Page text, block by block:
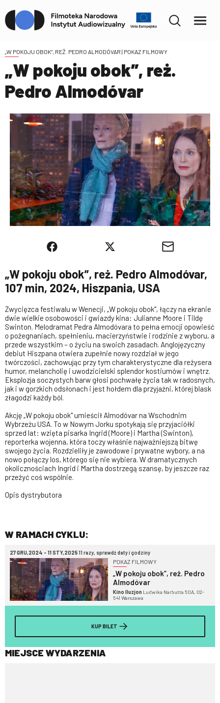
„W POKOJU OBOK”, REŻ. PEDRO ALMODÓVAR | POKAZ FILMOWY
„W pokoju obok”, reż.
Pedro Almodóvar
„W pokoju obok”, reż. Pedro Almodóvar,
107 min, 2024, Hiszpania, USA
Zwycięzca festiwalu w Wenecji, „W pokoju obok", łączy na ekranie
dwie wielkie osobowości i gwiazdy kina: Julianne Moore i Tildę
Swinton. Melodramat Pedra Almodóvara to pełna emocji opowieść
o pożegnaniach, spełnieniu, macierzyństwie i rodzinie z wyboru, a
przede wszystkim – o życiu na swoich zasadach. Anglojęzyczny
debiut Hiszpana otwiera zupełnie nowy rozdział w jego
twórczości, zachowując przy tym charakterystyczne dla reżysera
humor, melancholię i uwodzicielski splendor kostiumów i wnętrz.
Eksplozja soczystych barw głosi pochwałę życia tak w radosnych,
jak i w gorzkich odsłonach i jest hołdem dla przyjaźni, której blask
złagodzi każdy ból.
Akcję „W pokoju obok" umieścił Almodóvar na Wschodnim
Wybrzeżu USA. To w Nowym Jorku spotykają się przyjaciółki
sprzed lat: wzięta pisarka Ingrid (Moore) i Martha (Swinton),
reporterka wojenna, która toczy właśnie najważniejszą bitwę
swojego życia. Rozdzieliły je zawodowe i prywatne wybory, a na
nowo połączy los, którego się nie wybiera. W dramatycznych
okolicznościach Ingrid i Martha dostrzegą szansę, by jeszcze raz
przeżyć coś wspólnie.
Opis dystrybutora
W RAMACH CYKLU:
27 GRU,2024 - 11 STY,202511 razy, sprawdź daty i godziny
POKAZ FILMOWY
„W pokoju obok”, reż. Pedro
Almodóvar
Kino Iluzjon Ludwika Narbutta 50A, 02-
541 Warszawa
KUP BILET
MIEJSCE WYDARZENIA